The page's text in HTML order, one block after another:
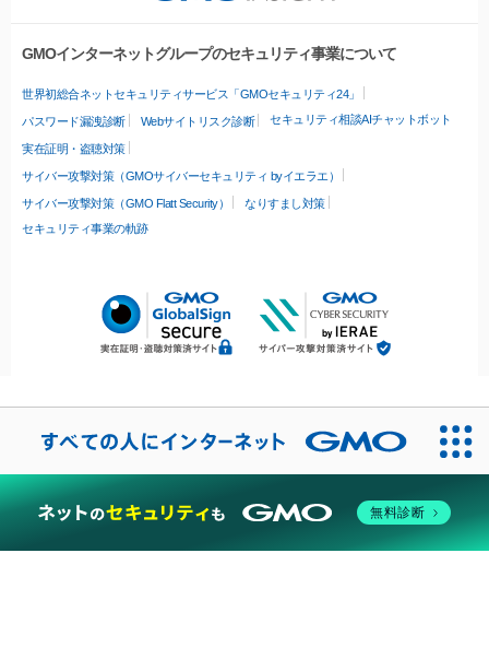
GMOインターネットグループのセキュリティ事業について
世界初総合ネットセキュリティサービス「GMOセキュリティ24」
パスワード漏洩診断 Webサイトリスク診断 セキュリティ相談AIチャットボット
実在証明・盗聴対策
サイバー攻撃対策（GMOサイバーセキュリティ byイエラエ）
サイバー攻撃対策（GMO Flatt Security）
なりすまし対策
セキュリティ事業の軌跡
無料診断